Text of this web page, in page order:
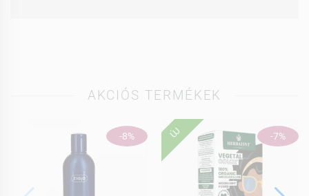
AKCIÓS TERMÉKEK
-8% -7%
ÚJ